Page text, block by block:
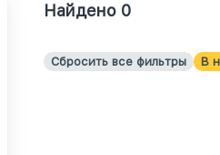
Найдено 0
Сбросить все фильтры В